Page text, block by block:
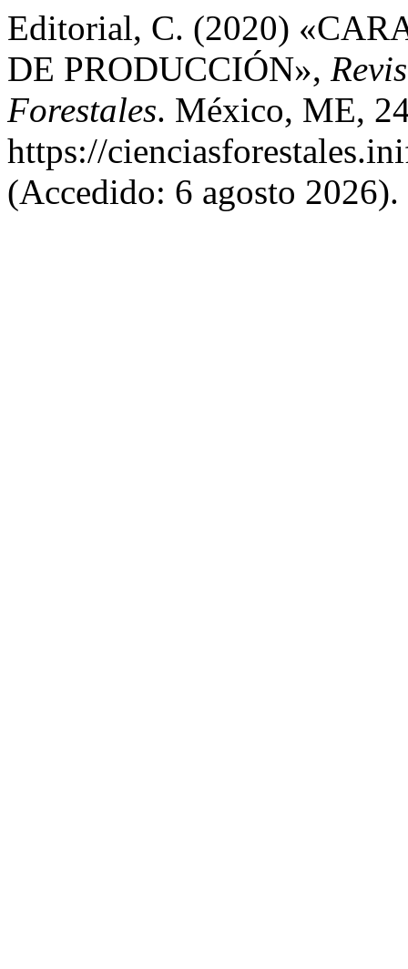
Editorial, C. (2020)
DE PRODUCCIÓN»,
Forestales. México, ME,
https://
(Accedido: 6 agosto 2026).